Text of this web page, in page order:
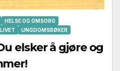
HELSE OG OMSORG
UNGDOMSBØKER
elsker å gjøre og